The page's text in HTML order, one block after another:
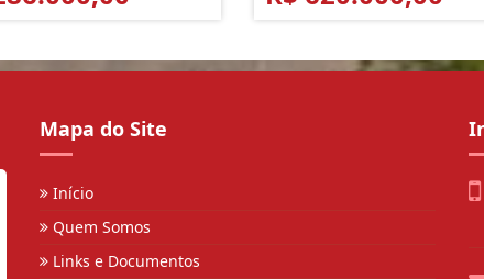
Mapa do Site
Início
Quem Somos
Links e Documentos